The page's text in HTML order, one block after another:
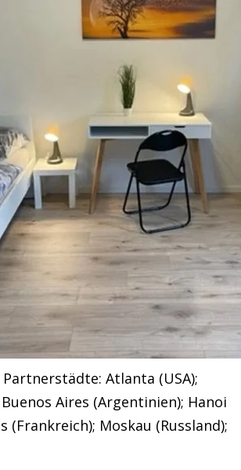
Atlanta (USA);
Aires (Argentinien); Hanoi
(Frankreich); Moskau (Russland);